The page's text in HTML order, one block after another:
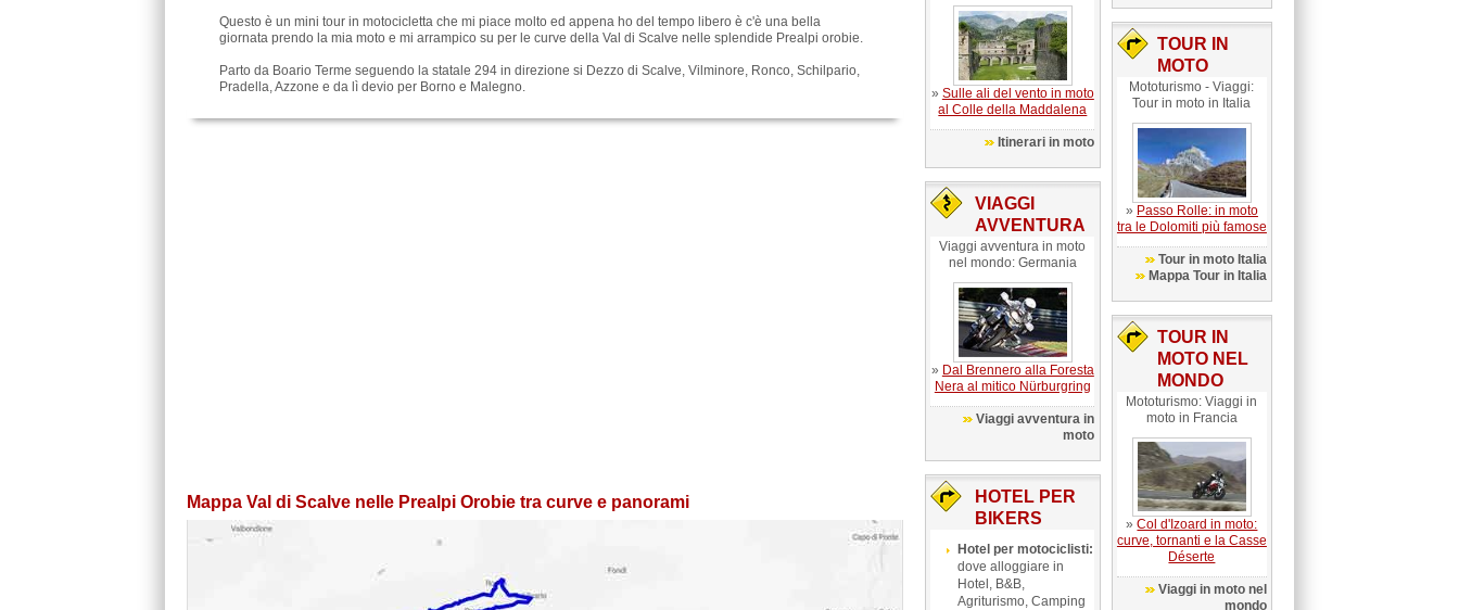
Questo è un mini tour in motocicletta che mi piace molto ed appena ho del tempo libero è c'è una bella
giornata prendo la mia moto e mi arrampico su per le curve della Val di Scalve nelle splendide Prealpi orobie.
Parto da Boario Terme seguendo la statale 294 in direzione si Dezzo di Scalve, Vilminore, Ronco, Schilpario,
Pradella, Azzone e da lì devio per Borno e Malegno.
Mappa Val di Scalve nelle Prealpi Orobie tra curve e panorami
» Sulle ali del vento in moto
al Colle della Maddalena
Itinerari in moto
VIAGGI
AVVENTURA
Viaggi avventura in moto
nel mondo: Germania
» Dal Brennero alla Foresta
Nera al mitico Nürburgring
Viaggi avventura in
moto
HOTEL PER
BIKERS
Hotel per motociclisti:
dove alloggiare in
Hotel, B&B,
Agriturismo, Camping
TOUR IN
MOTO
Mototurismo - Viaggi:
Tour in moto in Italia
» Passo Rolle: in moto
tra le Dolomiti più famose
Tour in moto Italia
Mappa Tour in Italia
TOUR IN
MOTO NEL
MONDO
Mototurismo: Viaggi in
moto in Francia
»Col d'Izoard in moto:
curve, tornanti e la Casse
Déserte
Viaggi in moto nel
mondo